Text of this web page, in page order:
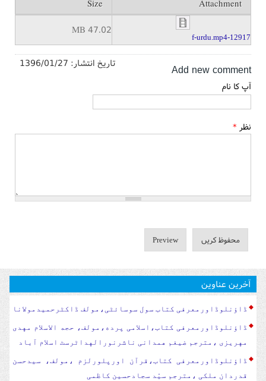
Attachment
Size
12917-f-urdu.mp4
47.02 MB
تاریخ انتشار: 1396/01/27 Add new comment
آپ کا نام
نظر *
آخرین عناوین
ڈاؤنلوڈاورمعرفی کتاب سول سوسا‏‏ئٹی،مولف ڈاکٹرحمیدمولانا
ڈاؤنلوڈاورمعرفی کتاب،اسلامی پرده،مولف، حجه الاسلام مهدی
مهریزی ،مترجم ضیغم همدانی ناشرنورالهداٹرسٹ اسلام آباد
ڈاؤنلوڈاورمعرفی کتاب،قرآن اورپلورلزم ،مولف، سیدحسن
قدردان ملکی ،مترجم سیّد سجادحسین کاظمی